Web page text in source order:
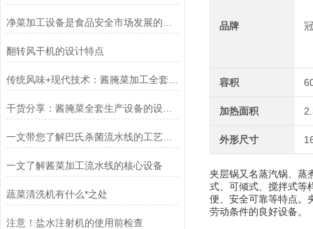
翻转风干机的设计特点
干货分享：酱腌菜全套生产设备的设计要求
一文带您了解巴氏杀菌流水线的工艺流程
一文了解酱菜加工流水线的核心设备
蔬菜清洗机有什么*之处
注意！盐水注射机的使用前检查
品牌
容积
加热面积
外形尺寸
夹层锅又名蒸汽锅、蒸
式、可倾式、搅拌式等
便、安全可靠等特点。
劳动条件的良好设备。